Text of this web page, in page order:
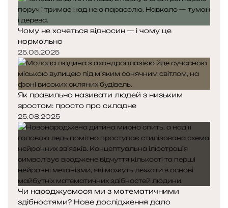
Чому не хочеться відносин — і чому це
нормально
25.05.2025
Як правильно називати людей з низьким
зростом: просто про складне
25.08.2025
Чи народжуємося ми з математичними
здібностями? Нове дослідження дало